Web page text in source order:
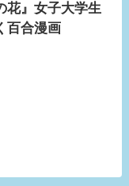
花』女子大学生
百合漫画